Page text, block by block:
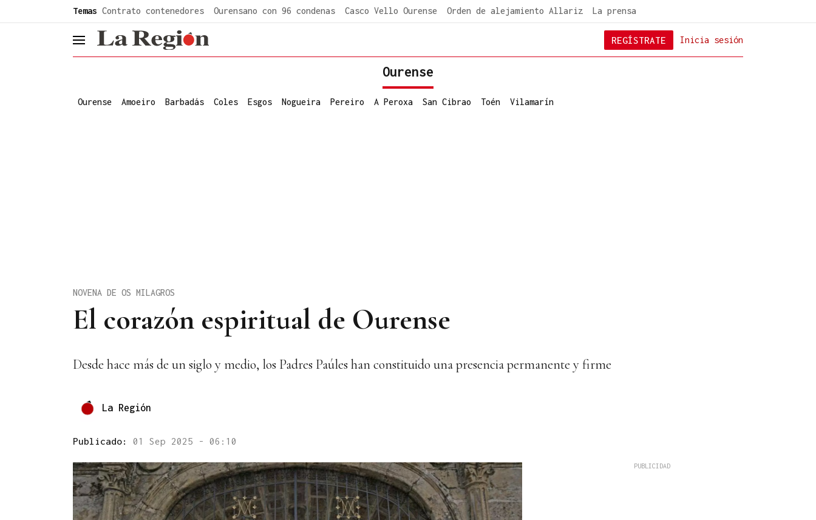
Temas Contrato contenedores Ourensano con 96 condenas Casco Vello Ourense Orden de alejamiento Allariz La prensa
header.menu.open Inicia sesión
REGÍSTRATE
Ourense
Ourense Amoeiro Barbadás Coles Esgos Nogueira Pereiro A Peroxa San Cibrao Toén Vilamarín
El corazón espiritual de Ourense
NOVENA DE OS MILAGROS
Desde hace más de un siglo y medio, los Padres Paúles han constituido una presencia permanente y firme
La Región
Publicado: 01 Sep 2025 - 06:10